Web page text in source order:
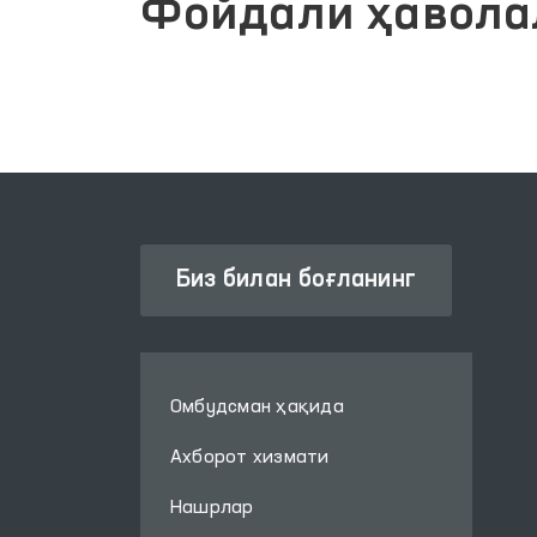
Фойдали
Биз билан боғланинг
Омбудсман ҳақида
Ахборот хизмати
Нашрлар